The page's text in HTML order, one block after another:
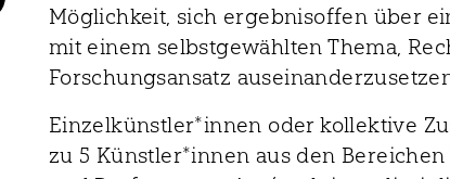
Möglichkeit, sich ergebnisoffen über
mit einem selbstgewählten Thema,
Forschungsansatz
Einzelkünstler*innen oder kollektive
zu 5 Künstler*innen aus den